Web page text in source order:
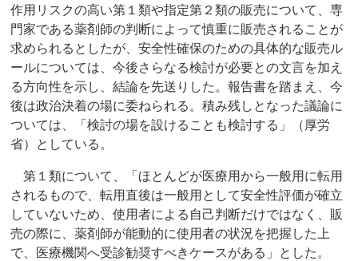
作用リスクの高い第１類や指定第２類の販売について、専
門家である薬剤師の判断によって慎重に販売されることが
求められるとしたが、安全性確保のための具体的な販売ル
ールについては、今後さらなる検討が必要との文言を加え
る方向性を示し、結論を先送りした。報告書を踏まえ、今
後は政治決着の場に委ねられる。積み残しとなった議論に
ついては、「検討の場を設けることも検討する」（厚労
省）としている。
第１類について、「ほとんどが医療用から一般用に転用
されるもので、転用直後は一般用として安全性評価が確立
していないため、使用者による自己判断だけではなく、販
売の際に、薬剤師が能動的に使用者の状況を把握した上
で、医療機関へ受診勧奨すべきケースがある」とした。